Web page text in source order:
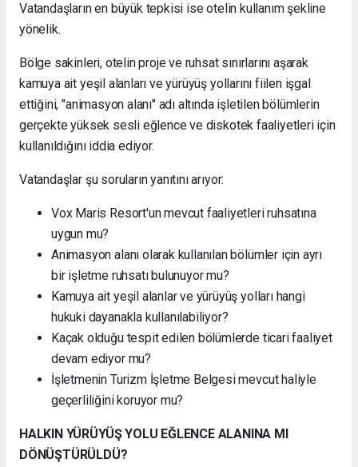
Vatandaşların en büyük tepkisi ise otelin kullanım şekline
yönelik.
Bölge sakinleri, otelin proje ve ruhsat sınırlarını aşarak
kamuya ait yeşil alanları ve yürüyüş yollarını fiilen işgal
ettiğini, "animasyon alanı" adı altında işletilen bölümlerin
gerçekte yüksek sesli eğlence ve diskotek faaliyetleri için
kullanıldığını iddia ediyor.
Vatandaşlar şu soruların yanıtını arıyor:
Vox Maris Resort'un mevcut faaliyetleri ruhsatına
uygun mu?
Animasyon alanı olarak kullanılan bölümler için ayrı
bir işletme ruhsatı bulunuyor mu?
Kamuya ait yeşil alanlar ve yürüyüş yolları hangi
hukuki dayanakla kullanılabiliyor?
Kaçak olduğu tespit edilen bölümlerde ticari faaliyet
devam ediyor mu?
İşletmenin Turizm İşletme Belgesi mevcut haliyle
geçerliliğini koruyor mu?
HALKIN YÜRÜYÜŞ YOLU EĞLENCE ALANINA MI
DÖNÜŞTÜRÜLDÜ?